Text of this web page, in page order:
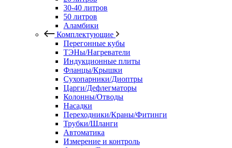
30-40 литров
50 литров
Аламбики
Комплектующие
Перегонные кубы
ТЭНы/Нагреватели
Индукционные плиты
Фланцы/Крышки
Сухопарники/Диоптры
Царги/Дефлегматоры
Колонны/Отводы
Насадки
Переходники/Краны/Фитинги
Трубки/Шланги
Автоматика
Измерение и контроль